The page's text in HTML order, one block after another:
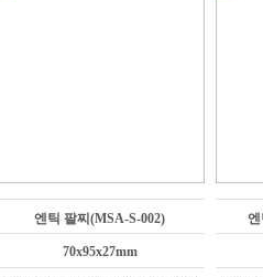
엔틱 팔찌(MSA-S-002)
70x95x27mm